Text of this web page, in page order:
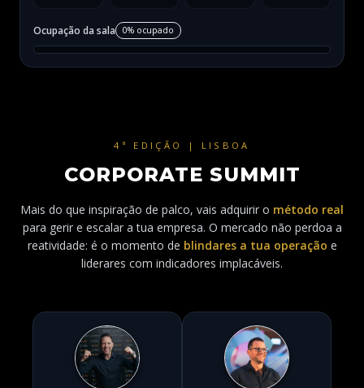
Ocupação da sala 0% ocupado
4ª EDIÇÃO | LISBOA
CORPORATE SUMMIT
Mais do que inspiração de palco, vais adquirir o método real
para gerir e escalar a tua empresa. O mercado não perdoa a
reatividade: é o momento de blindares a tua operação e
liderares com indicadores implacáveis.